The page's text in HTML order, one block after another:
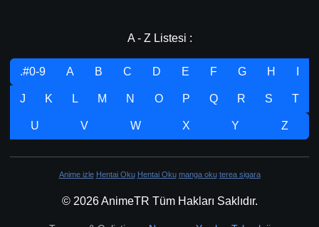
A - Z Listesi :
.#0-9 A B C D E F G H
J K L M N O P Q R S T
U V W X Y Z
Anime izle Hentai Oku Hentai Oku manga oku terea sigara
© 2026 AnimeTR Tüm Hakları Saklıdır.